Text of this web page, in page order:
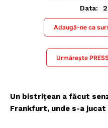
Data:
Adaugă-ne ca
Urmărește
Un bistrițean a făcut
Frankfurt, unde s-a jucat